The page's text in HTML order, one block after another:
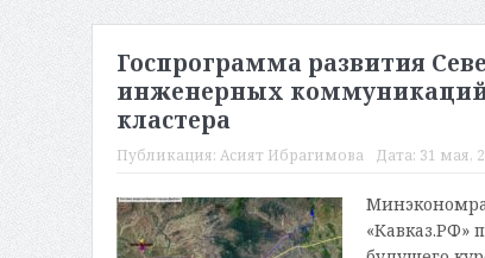
Госпрограмма развития
инженерных коммуникаций
кластера
Публикация: Асият Ибрагимова Дата: 31 мая,
«Кавказ.РФ»